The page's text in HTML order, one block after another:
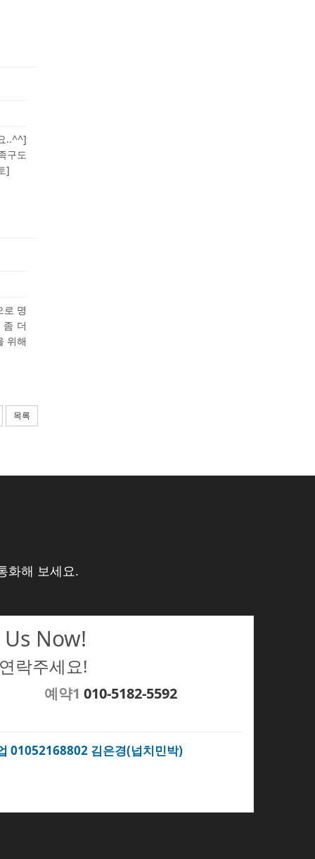
..^^]
구도
]
로 명
더
위해
목록
화해 보세요.
Now!
락주세요!
예약1 010-5182-5592
01052168802 김은경(넙치민박)